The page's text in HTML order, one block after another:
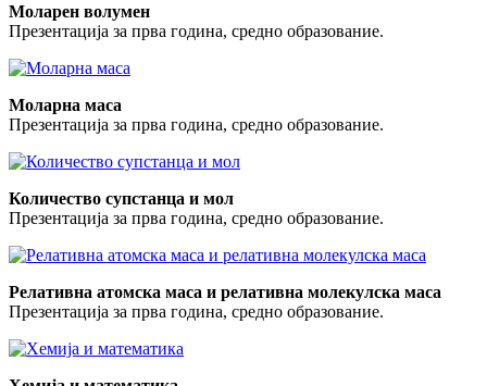
Моларен волумен
Презентација за прва година, средно образование.
Моларна маса
Презентација за прва година, средно образование.
Количество супстанца и мол
Презентација за прва година, средно образование.
Релативна атомска маса и релативна молекулска маса
Презентација за прва година, средно образование.